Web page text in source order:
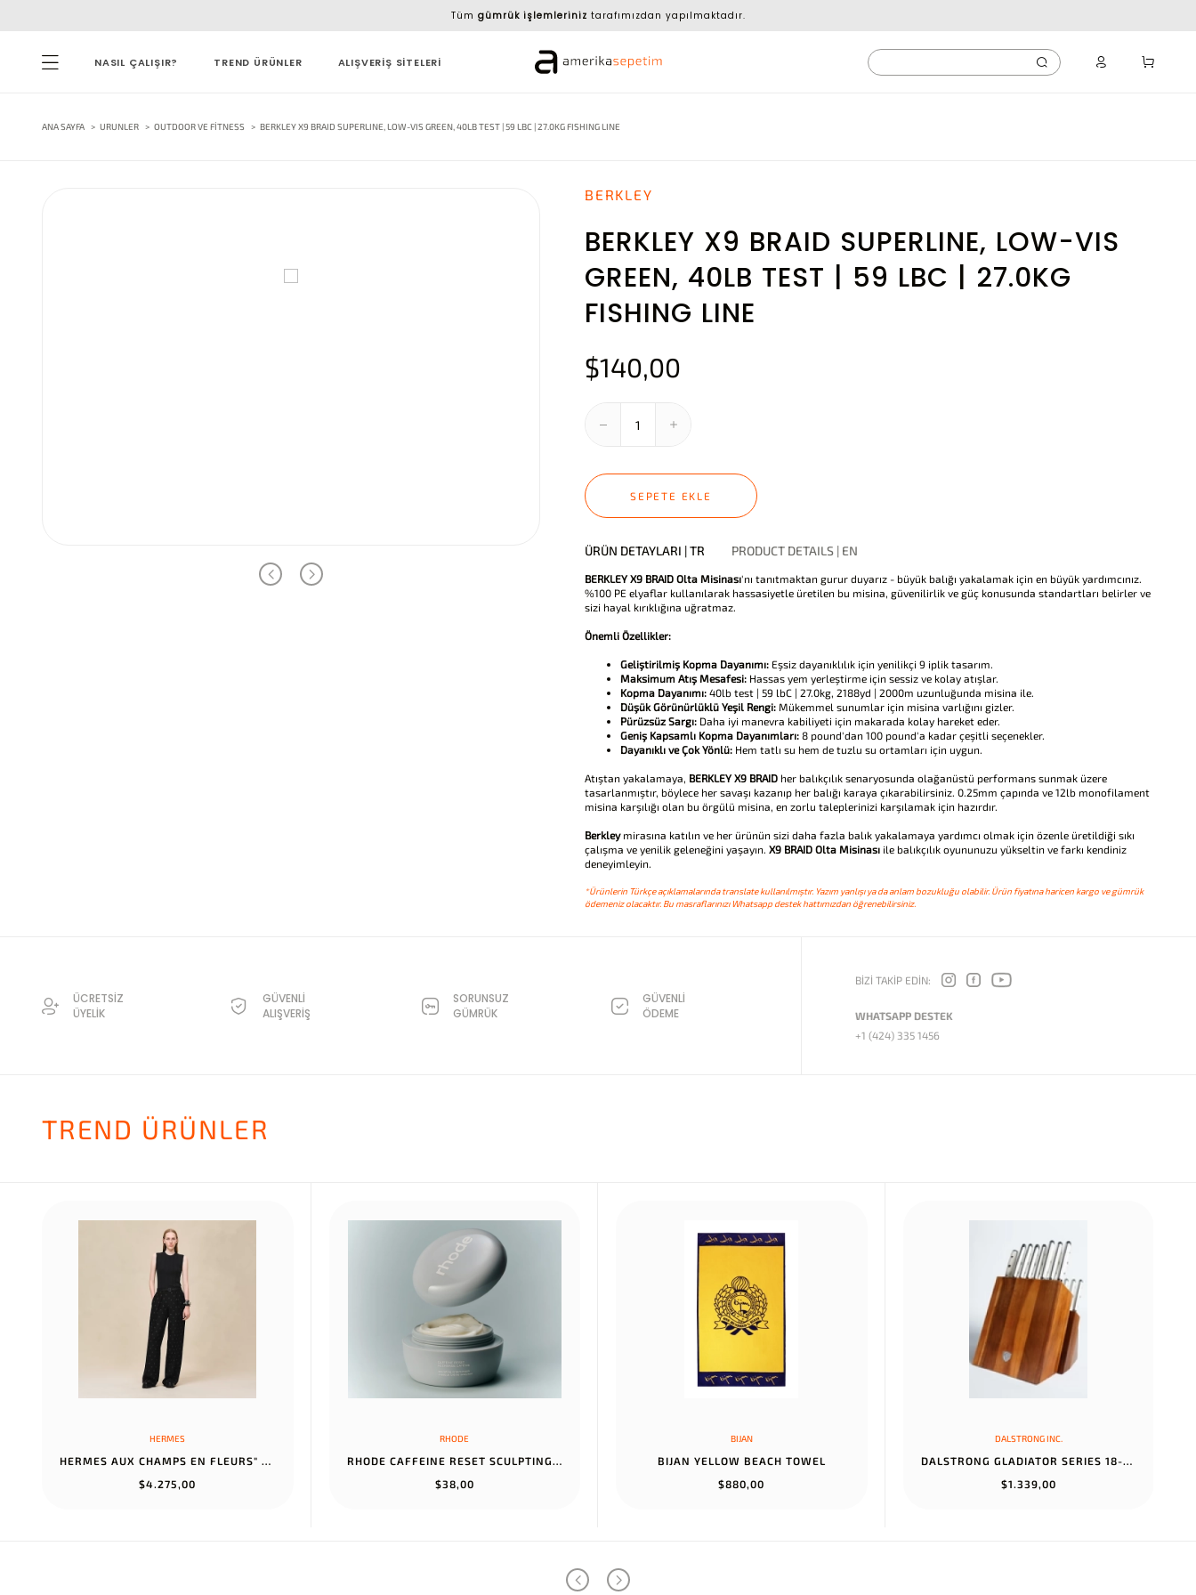
Tüm gümrük işlemleriniz tarafımızdan yapılmaktadır.
NASIL ÇALIŞIR? TREND ÜRÜNLER ALIŞVERİŞ SİTELERİ
ANA SAYFA URUNLER OUTDOOR VE FITNESS BERKLEY X9 BRAID SUPERLINE, LOW-VIS GREEN, 40LB TEST | 59 LBC | 27.0KG FISHING LINE
BERKLEY
BERKLEY X9 BRAID SUPERLINE, LOW-VIS
GREEN, 40LB TEST | 59 LBC | 27.0KG
FISHING LINE
$140,00
SEPETE EKLE
ÜRÜN DETAYLARI | TR PRODUCT DETAILS | EN
BERKLEY X9 BRAID Olta Misinası'nı tanıtmaktan gurur duyarız - büyük balığı yakalamak için en büyük yardımcınız.
%100 PE elyaflar kullanılarak hassasiyetle üretilen bu misina, güvenilirlik ve güç konusunda standartları belirler ve
sizi hayal kırıklığına uğratmaz.
Önemli Özellikler:
Geliştirilmiş Kopma Dayanımı: Eşsiz dayanıklılık için yenilikçi 9 iplik tasarım.
Maksimum Atış Mesafesi: Hassas yem yerleştirme için sessiz ve kolay atışlar.
Kopma Dayanımı: 40lb test | 59 lbC | 27.0kg, 2188yd | 2000m uzunluğunda misina ile.
Düşük Görünürlüklü Yeşil Rengi: Mükemmel sunumlar için misina varlığını gizler.
Pürüzsüz Sargı: Daha iyi manevra kabiliyeti için makarada kolay hareket eder.
Geniş Kapsamlı Kopma Dayanımları: 8 pound'dan 100 pound'a kadar çeşitli seçenekler.
Dayanıklı ve Çok Yönlü: Hem tatlı su hem de tuzlu su ortamları için uygun.
Atıştan yakalamaya, BERKLEY X9 BRAID her balıkçılık senaryosunda olağanüstü performans sunmak üzere
tasarlanmıştır, böylece her savaşı kazanıp her balığı karaya çıkarabilirsiniz. 0.25mm çapında ve 12lb monofilament
misina karşılığı olan bu örgülü misina, en zorlu taleplerinizi karşılamak için hazırdır.
Berkleymirasına katılın ve her ürünün sizi daha fazla balık yakalamaya yardımcı olmak için özenle üretildiği sıkı
çalışma ve yenilik geleneğini yaşayın. X9 BRAID Olta Misinası ile balıkçılık oyununuzu yükseltin ve farkı kendiniz
deneyimleyin.
*Ürünlerin Türkçe açıklamalarında translate kullanılmıştır. Yazım yanlışı ya da anlam bozukluğu olabilir. Ürün fiyatına haricen kargo ve gümrük
ödemeniz olacaktır. Bu masraflarınızı Whatsapp destek hattımızdan öğrenebilirsiniz.
ÜCRETSİZ
ÜYELİK
GÜVENLİ
ALIŞVERİŞ
SORUNSUZ
GÜMRÜK
GÜVENLİ
ÖDEME
BİZİ TAKİP EDİN:
WHATSAPP DESTEK
+1 (424) 335 1456
TREND ÜRÜNLER
HERMES
HERMES AUX CHAMPS EN FLEURS" PANTS NOIR
$4.275,00
RHODE
RHODE CAFFEINE RESET SCULPTING CREAM MASK
$38,00
BIJAN
BIJAN YELLOW BEACH TOWEL
$880,00
DALSTRONG INC.
DALSTRONG GLADIATOR SERIES 18-PIECE COLOSSAL KNIFE SET WITH BLOCK...
$1.339,00